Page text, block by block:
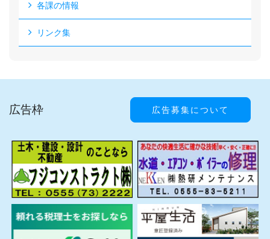
各課の情報
リンク集
広告枠 広告募集について